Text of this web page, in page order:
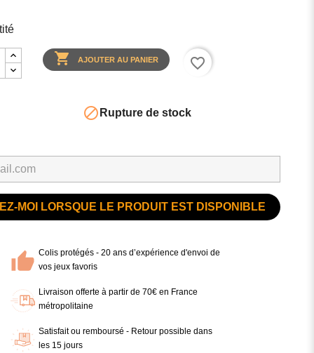
 AJOUTER AU PANIER favorite_border
 Rupture de stock
MOI LORSQUE LE PRODUIT EST DISPONIBLE
Colis protégés - 20 ans d’expérience d'envoi de
vos jeux favoris
Livraison offerte à partir de 70€ en France
métropolitaine
Satisfait ou remboursé - Retour possible dans
les 15 jours